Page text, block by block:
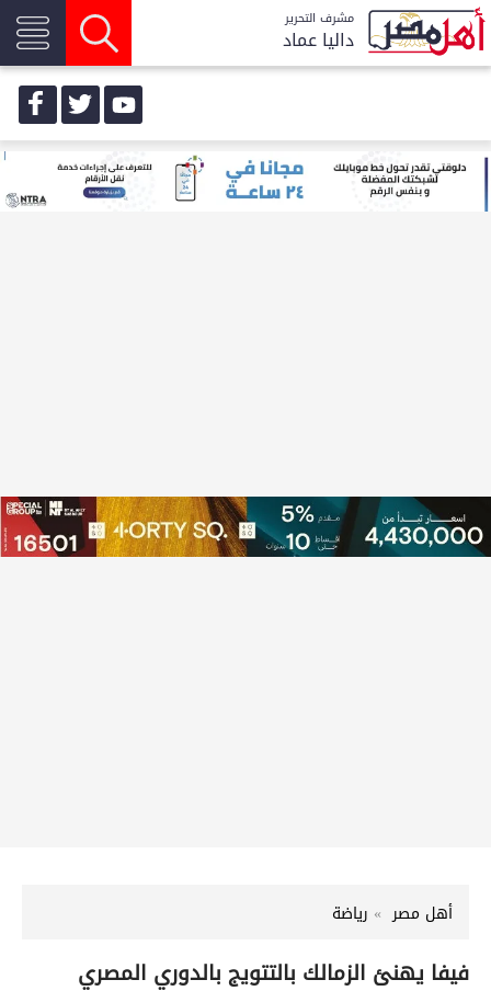
مشرف التحرير
داليا عماد
أهل مصر رياضة
فيفا يهنئ الزمالك بالتتويج بالدوري المصري